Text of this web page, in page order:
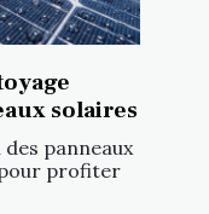
solaires
panneaux
profiter